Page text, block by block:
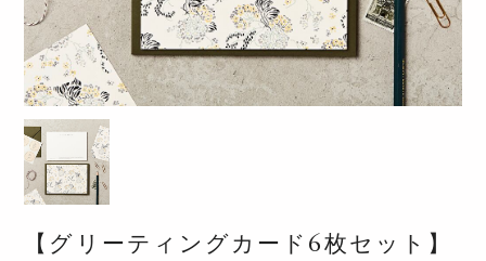
【グリーティングカード6枚セット】